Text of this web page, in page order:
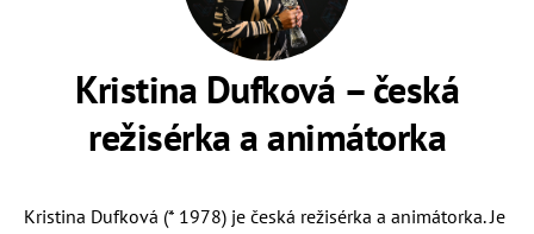
Kristina Dufková – česká
režisérka a animátorka
Kristina Dufková (* 1978) je česká režisérka a animátorka. Je